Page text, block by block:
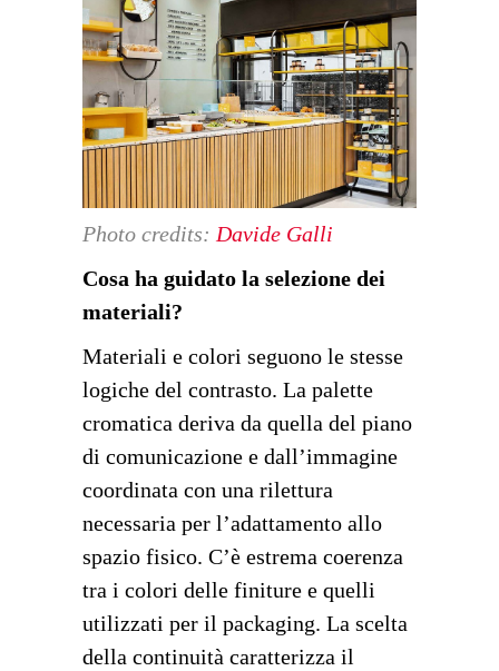
Photo credits:Davide Galli
Cosa ha guidato la selezione dei
materiali?
Materiali e colori seguono le stesse
logiche del contrasto. La palette
cromatica deriva da quella del piano
di comunicazione e dall’immagine
coordinata con una rilettura
necessaria per l’adattamento allo
spazio fisico. C’è estrema coerenza
tra i colori delle finiture e quelli
utilizzati per il packaging. La scelta
della continuità caratterizza il